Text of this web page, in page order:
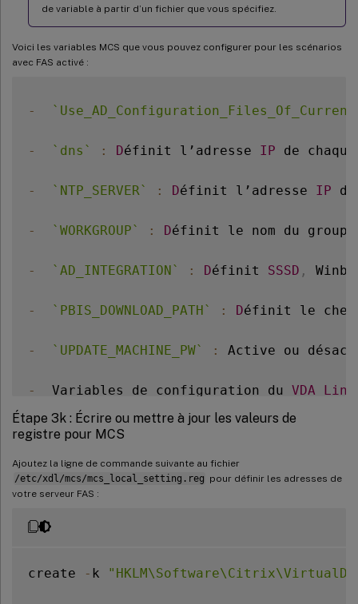
de variable à partir d’un fichier que vous spécifiez.
Voici les variables MCS que vous pouvez configurer pour les scénarios
avec FAS activé :
- `
- ` dns ` : Définit l’adresse IP de
- ` NTP_SERVER` : Définit l’adresse IP
- ` WORKGROUP ` : Définit le nom du
- ` AD_INTEGRATION ` : Définit SSSD ,
- ` PBIS_DOWNLOAD_PATH ` : Définit le
- ` UPDATE_MACHINE_PW` : Active ou
-
  Variables de configuration du
VDA
`DOTNET_RUNTIME_PATH
`SUPPORT_DDC_AS_CNAME`=
`VDA_PORT
`VDI_MODE` =Y |
N
Étape 3k : Écrire ou mettre à jour les valeurs de
registre pour MCS
Ajoutez la ligne de commande suivante au fichier
/etc/xdl/mcs/mcs_local_setting.reg pour définir les adresses de
votre serveur FAS :
create - k